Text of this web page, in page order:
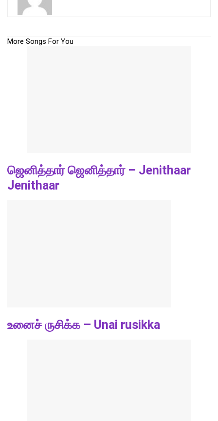
More Songs For You
ஜெனித்தார் ஜெனித்தார் – Jenithaar
Jenithaar
உனைச் ருசிக்க – Unai rusikka